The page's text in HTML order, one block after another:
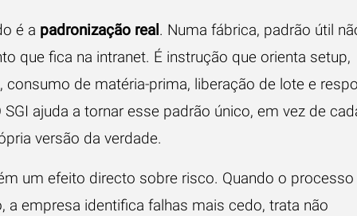
é a padronização real . Numa fábrica, padrão útil
que fica na intranet. É instrução que orienta setup,
consumo de matéria-prima, liberação de lote e
SGI ajuda a tornar esse padrão único, em vez de
versão da verdade.
um efeito directo sobre risco. Quando o processo
a empresa identifica falhas mais cedo, trata não